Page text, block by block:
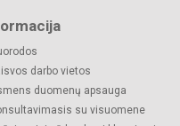
darbo vietos
duomenų apsauga
su visuomene